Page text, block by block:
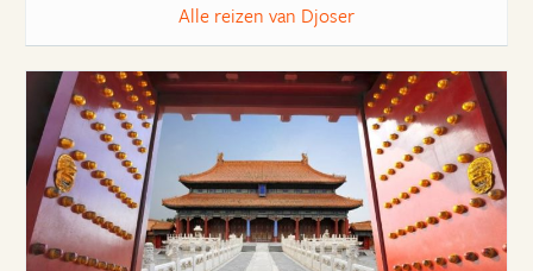
Alle reizen van Djoser